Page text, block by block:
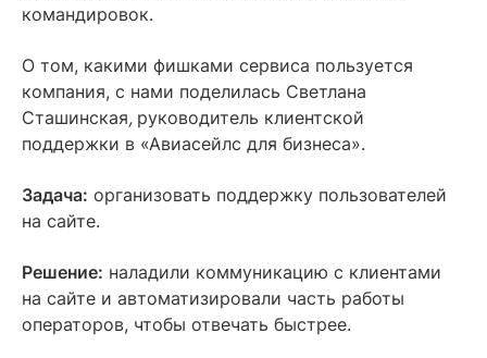
Результат — обрабатывают 4000 диалогов в месяц
Читайте также
командировок.
О том, какими фишками сервиса пользуется
компания, с нами поделилась Светлана
Сташинская, руководитель клиентской
поддержки в «Авиасейлс для бизнеса».
Задача: организовать поддержку пользователей
на сайте.
Решение: наладили коммуникацию с клиентами
на сайте и автоматизировали часть работы
операторов, чтобы отвечать быстрее.